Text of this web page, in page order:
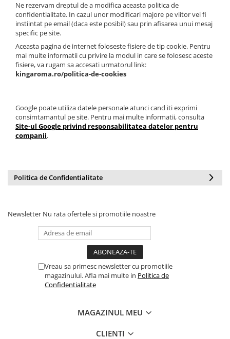
Ne rezervam dreptul de a modifica aceasta politica de
confidentialitate. In cazul unor modificari majore pe viitor vei fi
instiintat pe email (daca este posibil) sau prin afisarea unui mesaj
specific pe site.
Aceasta pagina de internet foloseste fisiere de tip cookie. Pentru
mai multe informatii cu privire la modul in care se folosesc aceste
fisiere, va rugam sa accesati urmatorul link:
kingaroma.ro/politica-de-cookies
Google poate utiliza datele personale atunci cand iti exprimi
consimtamantul pe site. Pentru mai multe informatii, consulta
Site-ul Google privind responsabilitatea datelor pentru
companii.
Politica de Confidentialitate
Newsletter Nu rata ofertele si promotiile noastre
Vreau sa primesc newsletter cu promotiile
magazinului. Afla mai multe in Politica de
Confidentialitate
MAGAZINUL MEU
CLIENTI